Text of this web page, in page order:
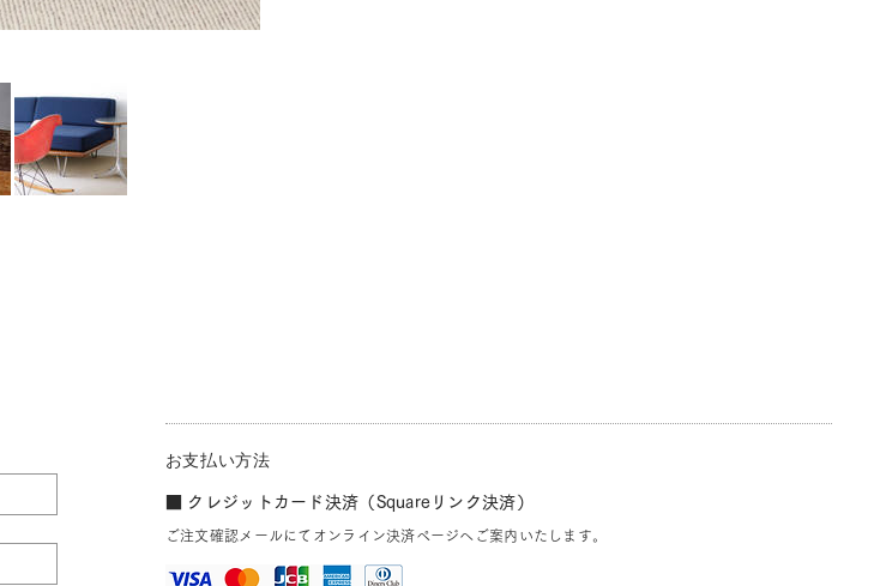
お支払い方法
■ クレジットカード決済（Squareリンク決済）
ご注文確認メールにてオンライン決済ページへご案内いたします。